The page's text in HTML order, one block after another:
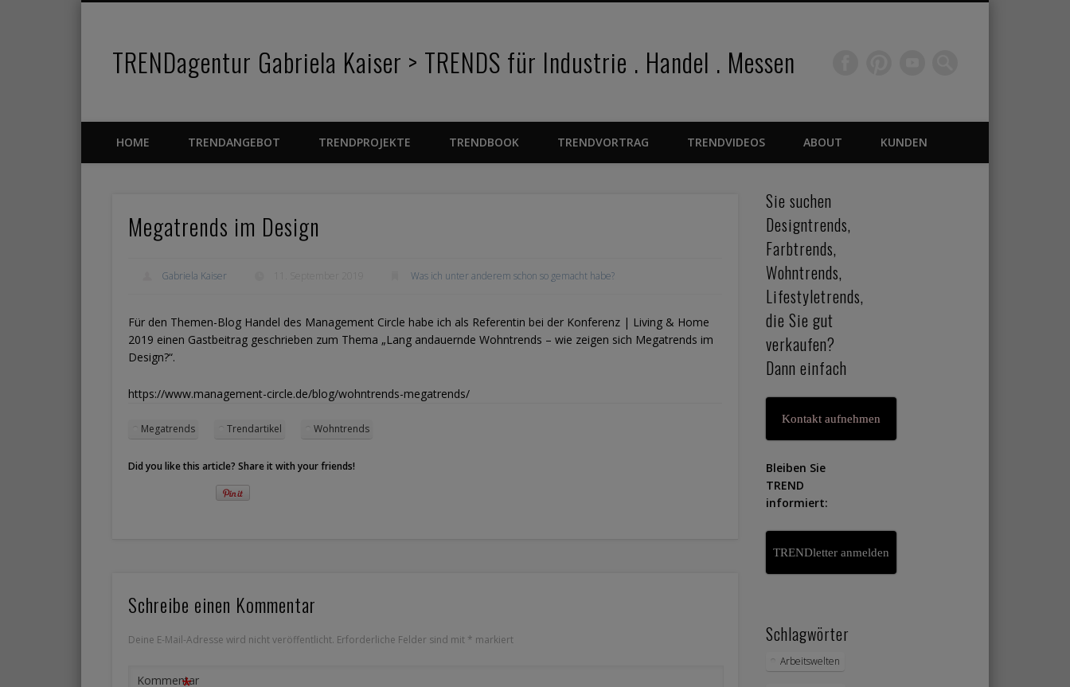
TRENDagentur Gabriela Kaiser > TRENDS für Industrie . Handel . Messen
PinterestVimeo
HOME TRENDANGEBOT TRENDPROJEKTE TRENDBOOK TRENDVORTRAG TRENDVIDEOS ABOUT KUNDEN
Megatrends im Design
Gabriela Kaiser Was ich unter anderem schon so gemacht habe?
Für den Themen-Blog Handel des Management Circle habe ich als Referentin bei der Konferenz | Living & Home
2019 einen Gastbeitrag geschrieben zum Thema „Lang andauernde Wohntrends – wie zeigen sich Megatrends im
Design?“.
https://www.management-circle.de/blog/wohntrends-megatrends/
Megatrends Trendartikel Wohntrends
Did you like this article? Share it with your friends!
Schreibe einen Kommentar
Deine E-Mail-Adresse wird nicht veröffentlicht. Erforderliche Felder sind mit * markiert
Kommentar
Sie suchen
Designtrends,
Farbtrends,
Wohntrends,
Lifestyletrends,
die Sie gut
verkaufen?
Dann einfach
Kontakt aufnehmen
Bleiben Sie
TREND
informiert:
TRENDletter anmelden
Schlagwörter
Arbeitswelten